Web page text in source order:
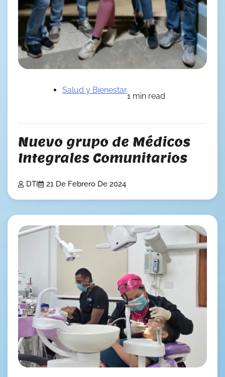
Salud y Bienestar
1 min read
Nuevo grupo de Médicos
Integrales Comunitarios
DTI 21 De Febrero De 2024